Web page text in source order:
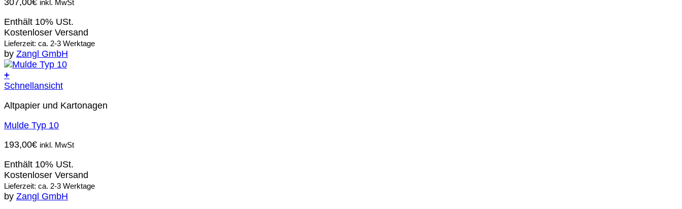
inkl. MwSt
Enthält 10% USt.
Kostenloser Versand
Lieferzeit: ca. 2-3 Werktage
by Zangl GmbH
+
Schnellansicht
Altpapier und Kartonagen
Mulde Typ 10
193,00€ inkl. MwSt
Enthält 10% USt.
Kostenloser Versand
Lieferzeit: ca. 2-3 Werktage
by Zangl GmbH